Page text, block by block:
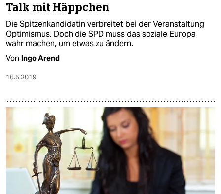
Talk mit Häppchen
Die Spitzenkandidatin verbreitet bei der Veranstaltung
Optimismus. Doch die SPD muss das soziale Europa
wahr machen, um etwas zu ändern.
Von Ingo Arend
16.5.2019